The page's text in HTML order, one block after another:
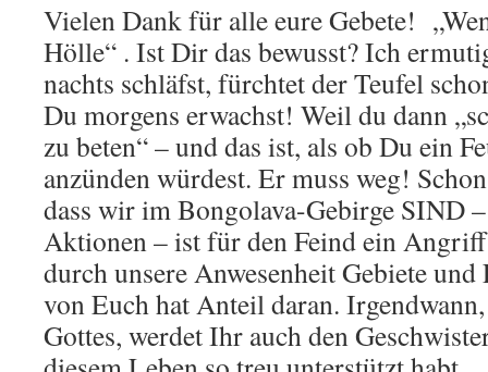
Vielen Dank für alle eure Gebete!
Hölle“ . Ist Dir das bewusst? Ich
nachts schläfst, fürchtet der Teufel
Du morgens erwachst! Weil du dann
zu beten“ – und das ist, als ob Du ein
anzünden würdest. Er muss weg!
dass wir im Bongolava-Gebirge SIND
Aktionen – ist für den Feind ein
durch unsere Anwesenheit Gebiete
von Euch hat Anteil daran.
Gottes, werdet Ihr auch den